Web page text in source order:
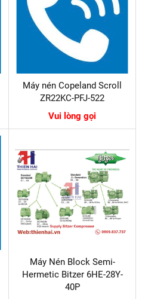
Máy nén Copeland Scroll
ZR22KC-PFJ-522
Vui lòng gọi
Máy Nén Block Semi-
Hermetic Bitzer 6HE-28Y-
40P